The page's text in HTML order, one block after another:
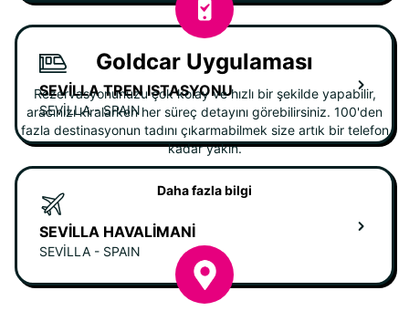
SEVILLA TREN ISTASYONU
SEVILLA - SPAIN
SEVILLA HAVALIMANI
SEVILLA - SPAIN
Goldcar Uygulaması
Rezervasyonunuzu çok kolay ve hızlı bir şekilde yapabilir,
aracınızı kiralarken her süreç detayını görebilirsiniz. 100'den
fazla destinasyonun tadını çıkarmabilmek size artık bir telefon
kadar yakın.
Daha fazla bilgi